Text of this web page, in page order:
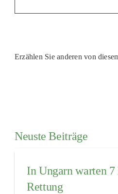
Erzählen Sie anderen von
Neuste Beiträge
In Ungarn warten
Rettung